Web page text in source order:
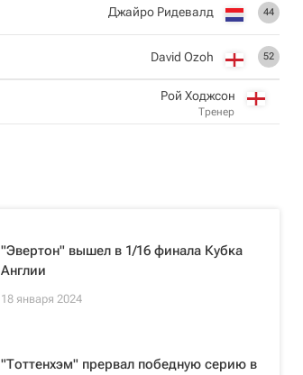
44
Джайро Ридевалд
52
David Ozoh
Рой Ходжсон
Тренер
"Эвертон" вышел в 1/16 финала Кубка
Англии
18 января 2024
"Тоттенхэм" прервал победную серию в